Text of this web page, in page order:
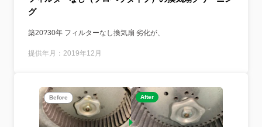
グ
築20?30年 フィルターなし換気扇 劣化が、
提供年月：2019年12月
Before After